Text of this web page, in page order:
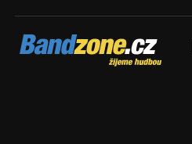
Bandzone.cz
žijeme hudbou